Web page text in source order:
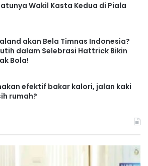
Wakil Kasta Kedua di Piala
akan Bela Timnas Indonesia?
dalam Selebrasi Hattrick Bikin
Bola!
efektif bakar kalori, jalan kaki
rumah?